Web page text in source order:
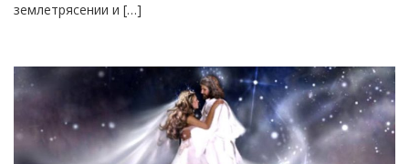
землетрясении и […]